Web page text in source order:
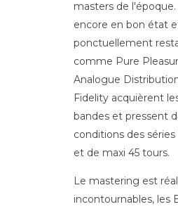
masters de
encore en bon état
ponctuellement
comme Pure
Analogue
Fidelity acquièrent
bandes et pressent
conditions des
et de maxi 45 tours.
Le mastering est
incontournables, les